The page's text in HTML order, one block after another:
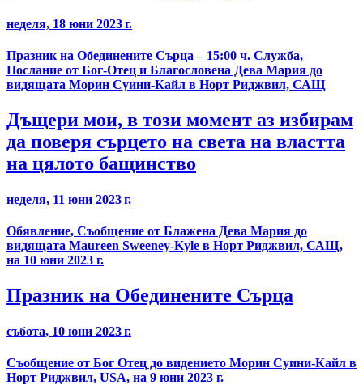
неделя, 18 юни 2023 г.
Празник на Обединените Сърца – 15:00 ч. Служба,
Послание от Бог-Отец и Благословена Дева Мария до
видящата Морин Суини-Кайл в Норт Риджвил, САЩ
Дъщери мои, в този момент аз избирам
да поверя сърцето на света на властта
на цялото бащинство
неделя, 11 юни 2023 г.
Обявление, Съобщение от Блажена Дева Мария до
видящата Maureen Sweeney-Kyle в Норт Риджвил, САЩ,
на 10 юни 2023 г.
Празник на Обединените Сърца
събота, 10 юни 2023 г.
Съобщение от Бог Отец до видението Морин Суини-Кайл в
Норт Риджвил, USA, на 9 юни 2023 г.